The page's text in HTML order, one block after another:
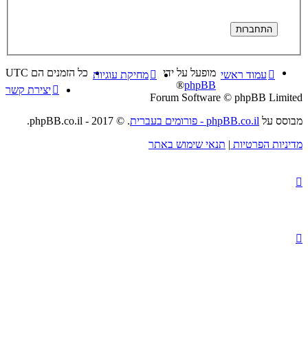
עמוד ראשי כל הזמנים הם UTC
מחיקת עוגיות
יצירת קשר
מופעל על ידי
phpBB
®
Forum Software © phpBB Limited
מבוסס על phpBB.co.il - פורומים בעברית
. © 2017 - phpBB.co.il.
מדיניות הפרטיות | תנאי שימוש באתר